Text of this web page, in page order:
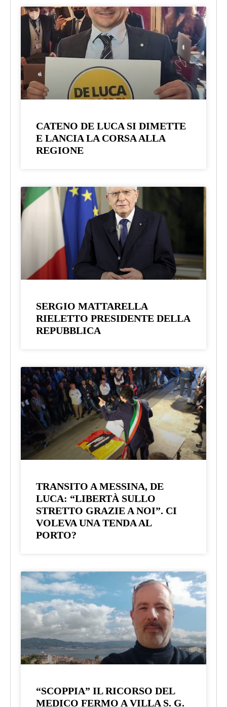
CATENO DE LUCA SI DIMETTE
E LANCIA LA CORSA ALLA
REGIONE
SERGIO MATTARELLA
RIELETTO PRESIDENTE DELLA
REPUBBLICA
TRANSITO A MESSINA, DE
LUCA: “LIBERTÀ SULLO
STRETTO GRAZIE A NOI”. CI
VOLEVA UNA TENDA AL
PORTO?
“SCOPPIA” IL RICORSO DEL
MEDICO FERMO A VILLA S. G.